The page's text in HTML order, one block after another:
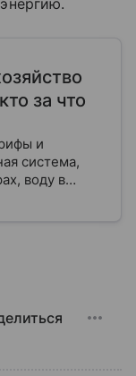
за что
и
система,
воду в